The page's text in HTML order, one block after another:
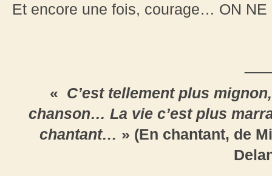
Et encore une fois, courage… ON NE
« C’est tellement plus
chanson… La vie c’est plus
chantant… » (En chantant, de